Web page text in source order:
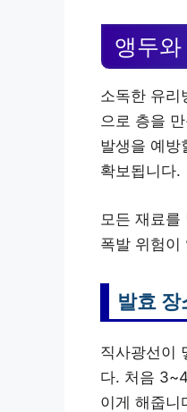
앵두
소독한 유리
으로 층을
발생을 예방
확보됩니다.
모든 재료
폭발 위험이
발효 장
직사광선이
다. 처음
이게 해줍니